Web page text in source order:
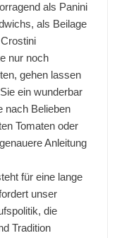
als Panini
als Beilage
nur noch
gehen lassen
ein wunderbar
nach Belieben
Tomaten oder
Anleitung
für eine lange
unser
die
Tradition